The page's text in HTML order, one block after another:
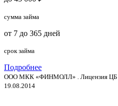
сумма займа
от 7 до 365 дней
срок займа
Подробнее
ООО МКК «ФИНМОЛЛ» . Лицензия ЦБ
19.08.2014